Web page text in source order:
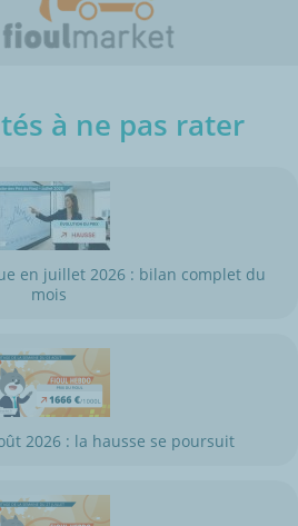
à ne pas rater
en juillet 2026 : bilan complet du
mois
2026 : la hausse se poursuit